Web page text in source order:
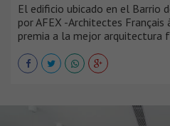
El edificio ubicado en el Barrio
por AFEX -Architectes
premia a la mejor arquitectura